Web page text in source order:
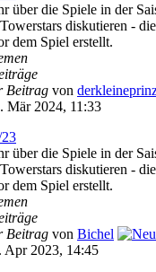
über die Spiele in der
diskutieren -
dem Spiel erstellt.
Beitrag von
Mär 2024, 11:33
über die Spiele in der
diskutieren -
dem Spiel erstellt.
Beitrag von Bichel
Apr 2023, 14:45